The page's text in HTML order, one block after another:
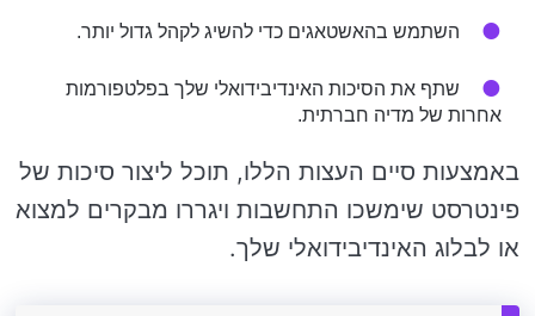
השתמש בהאשטאגים כדי להשיג לקהל גדול יותר.
שתף את הסיכות האינדיבידואלי שלך בפלטפורמות
אחרות של מדיה חברתית.
באמצעות סיים העצות הללו, תוכל ליצור סיכות של
פינטרסט שימשכו התחשבות ויגררו מבקרים למצוא
או לבלוג האינדיבידואלי שלך.